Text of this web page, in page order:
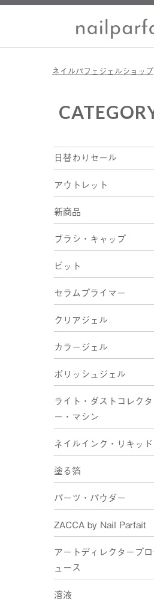
ネイルパフェジェルショップ
日替わりセール
アウトレット
新商品
ブラシ・キャップ
ビット
セラムプライマー
クリアジェル
カラージェル
ポリッシュジェル
ライト・ダストコレクタ
ー・マシン
ネイルインク・リキッド
塗る箔
パーツ・パウダー
ZACCA by Nail Parfait
アートディレクタープ
ュース
溶液